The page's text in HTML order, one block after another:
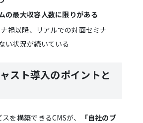
の最大収容人数に限りがある
禍以降、リアルでの対面セミナ
い状況が続いている
スト導入のポイントと
を構築できるCMSが、
「自社のブ